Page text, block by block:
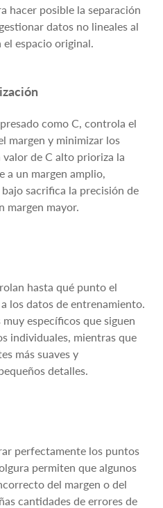
hacer posible la separación
datos no lineales al
espacio original.
como C, controla el
margen y minimizar los
de C alto prioriza la
un margen amplio,
sacrifica la precisión de
margen mayor.
hasta qué punto el
los datos de entrenamiento.
específicos que siguen
individuales, mientras que
más suaves y
detalles.
perfectamente los puntos
permiten que algunos
del margen o del
cantidades de errores de